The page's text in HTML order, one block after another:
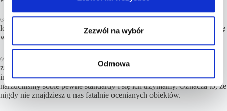
Zezwól na wybór
Odmowa
✅ Komfort w ramach budżetu– wybieramy najlepsze połączenia
lotnicze, transfery i noclegi tak, aby zapewnić Ci maksymalną wygodę
w rozsądnej cenie.
✅
znajdziesz wyłącznie pokoje z prywatną łazienką (chyba że wolisz
inaczej 😉). Zwracamy uwagę na stosunek ceny do jakości, ale też
narzuciliśmy sobie pewne standardy i się ich trzymamy. Oznacza to, że
nigdy nie znajdziesz u nas fatalnie ocenianych obiektów.